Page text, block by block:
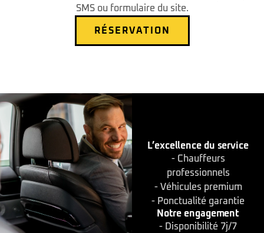
SMS ou formulaire du site.
RÉSERVATION
L’excellence du service
- Chauffeurs
professionnels
- Véhicules premium
- Ponctualité garantie
Notre engagement
- Disponibilité 7j/7